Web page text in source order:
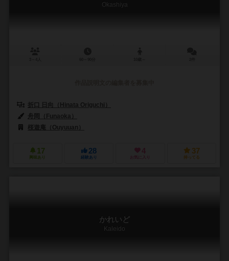
Okashiya
折口 日向（Hinata Origuchi）
舟岡（Funaoka）
桜遊庵（Ouyuuan）
17
興味あり
28
経験あり
4
お気に入り
37
持ってる
かれいど
Kaleido